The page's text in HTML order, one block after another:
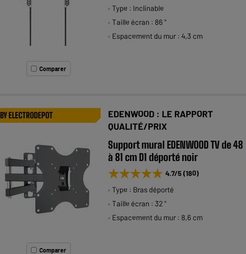
Comparer
Type : Inclinable
Taille écran : 86 "
Espacement du mur : 4,3 cm
BY ELECTRODEPOT
Comparer
EDENWOOD : LE RAPPORT
QUALITÉ/PRIX
Support mural EDENWOOD TV de 48
à 81 cm D1 déporté noir
★★★★★
★★★★★ 4.7/5 (180)
Type : Bras déporté
Taille écran : 32 "
Espacement du mur : 8,6 cm